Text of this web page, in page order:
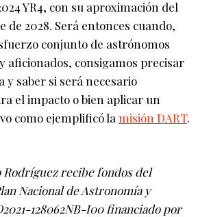
YR4, con su aproximación del
de 2028. Será entonces cuando,
conjunto de astrónomos
aficionados, consigamos precisar
y saber si será necesario
el impacto o bien aplicar un
como ejemplificó la misión DART.
Rodríguez recibe fondos del
Nacional de Astronomía y
128062NB-I00 financiado por